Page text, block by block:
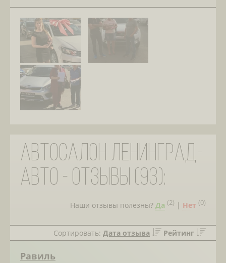
Автосалон Ленинград-
авто - отзывы (93):
Наши отзывы полезны? Да (2) | Нет (0)
Сортировать: Дата отзыва Рейтинг
Равиль